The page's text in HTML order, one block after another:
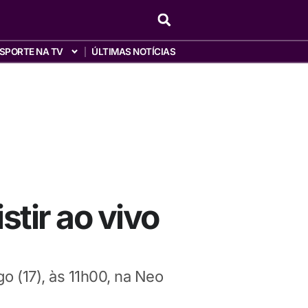
NA TV ÚLTIMAS NOTÍCIAS
ao vivo
(17), às 11h00, na Neo